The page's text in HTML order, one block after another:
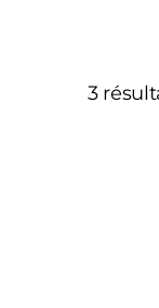
3